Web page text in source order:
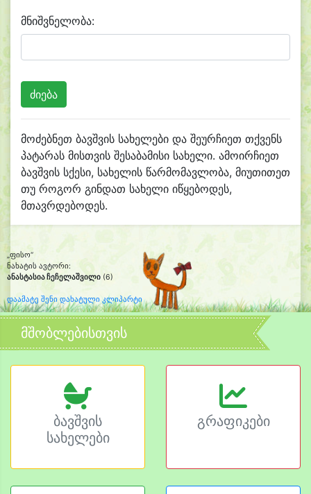
მნიშვნელობა:
მოძებნეთ ბავშვის სახელები და შეურჩიეთ თქვენს
პატარას მისთვის შესაბამისი სახელი. ამოირჩიეთ
ბავშვის სქესი, სახელის წარმომავლობა, მიუთითეთ
თუ როგორ გინდათ სახელი იწყებოდეს,
მთავრდებოდეს.
„ფისო“
ნახატის ავტორი:
ანასტასია ჩეჩელაშვილი (6)
დაამატე შენი დახატული კლიპარტი
მშობლებისთვის
ბავშვის
სახელები
გრაფიკები